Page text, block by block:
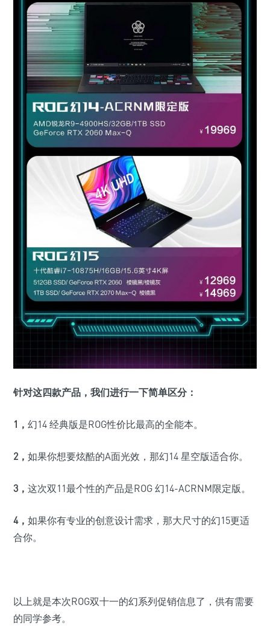
针对这四款产品，我们进行一下简单区分：
1， 幻14 经典版是ROG性价比最高的全能本。
2， 如果你想要炫酷的A面光效，那幻14 星空版适合你。
3， 这次双11最个性的产品是ROG 幻14-ACRNM限定版。
4， 如果你有专业的创意设计需求，那大尺寸的幻15更适
合你。
以上就是本次ROG双十一的幻系列促销信息了，供有需要
的同学参考。